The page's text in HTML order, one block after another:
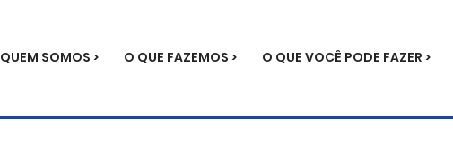
QUEM SOMOS > O QUE FAZEMOS > O QUE VOCÊ PODE FAZER >